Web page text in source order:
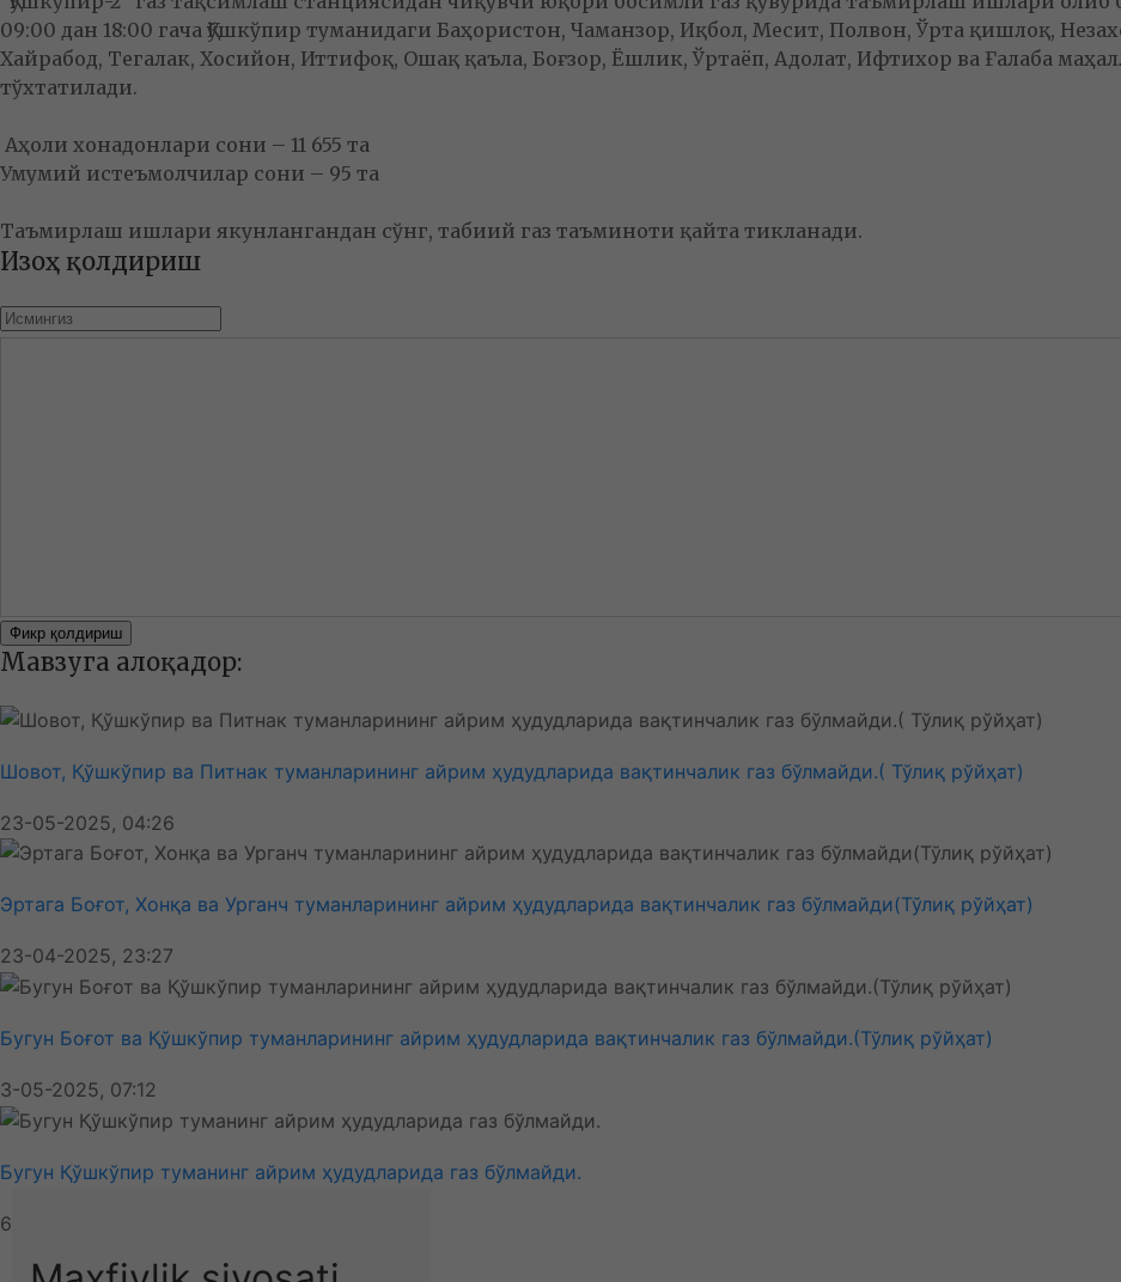
09:00 дан 18:00 гача Қўшкўпир туманидаги Баҳористон, Чаманзор, Иқбол, Месит, Полвон, Ўрта қишлоқ,
Хайрабод, Тегалак, Хосийон, Иттифоқ, Ошақ қаъла, Боғзор, Ёшлик, Ўртаёп, Адолат, Ифтихор ва Ғалаба
тўхтатилади.
Аҳоли хонадонлари сони – 11 655 та
Умумий истеъмолчилар сони – 95 та
Таъмирлаш ишлари якунлангандан сўнг, табиий газ таъминоти қайта тикланади.
Изоҳ қолдириш
Фикр қолдириш
Мавзуга алоқадор:
Шовот, Қўшкўпир ва Питнак туманларининг айрим ҳудудларида вақтинчалик газ бўлмайди.( Тўлиқ рўйҳат)
23-05-2025, 04:26
Эртага Боғот, Хонқа ва Урганч туманларининг айрим ҳудудларида вақтинчалик газ бўлмайди(Тўлиқ рўйҳат)
23-04-2025, 23:27
Бугун Боғот ва Қўшкўпир туманларининг айрим ҳудудларида вақтинчалик газ бўлмайди.(Тўлиқ рўйҳат)
3-05-2025, 07:12
Бугун Қўшкўпир туманинг айрим ҳудудларида газ бўлмайди.
6-05-2025, 05:09